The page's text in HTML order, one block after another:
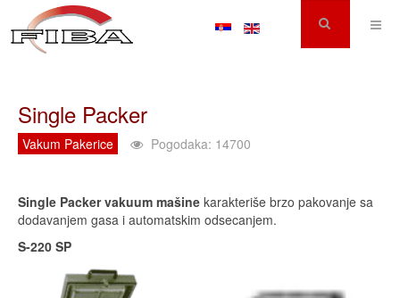
Single Packer
Vakum Pakerice Pogodaka: 14700
Single Packer vakuum mašine karakteriše brzo pakovanje sa
dodavanjem gasa i automatskim odsecanjem.
S-220 SP